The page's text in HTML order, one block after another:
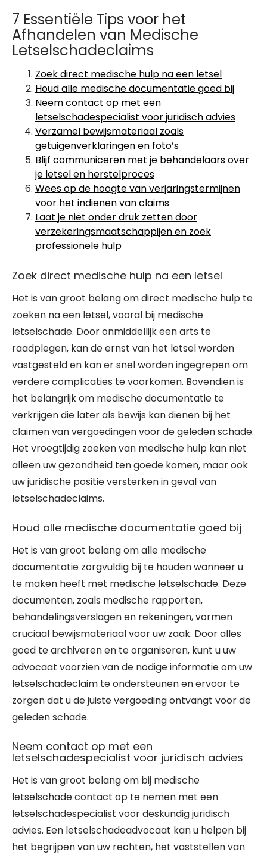
7 Essentiële Tips voor het
Afhandelen van Medische
Letselschadeclaims
Zoek direct medische hulp na een letsel
Houd alle medische documentatie goed bij
Neem contact op met een
letselschadespecialist voor juridisch advies
Verzamel bewijsmateriaal zoals
getuigenverklaringen en foto’s
Blijf communiceren met je behandelaars over
je letsel en herstelproces
Wees op de hoogte van verjaringstermijnen
voor het indienen van claims
Laat je niet onder druk zetten door
verzekeringsmaatschappijen en zoek
professionele hulp
Zoek direct medische hulp na een letsel
Het is van groot belang om direct medische hulp te
zoeken na een letsel, vooral bij medische
letselschade. Door onmiddellijk een arts te
raadplegen, kan de ernst van het letsel worden
vastgesteld en kan er snel worden ingegrepen om
verdere complicaties te voorkomen. Bovendien is
het belangrijk om medische documentatie te
verkrijgen die later als bewijs kan dienen bij het
claimen van vergoedingen voor de geleden schade.
Het vroegtijdig zoeken van medische hulp kan niet
alleen uw gezondheid ten goede komen, maar ook
uw juridische positie versterken in geval van
letselschadeclaims.
Houd alle medische documentatie goed bij
Het is van groot belang om alle medische
documentatie zorgvuldig bij te houden wanneer u
te maken heeft met medische letselschade. Deze
documenten, zoals medische rapporten,
behandelingsverslagen en rekeningen, vormen
cruciaal bewijsmateriaal voor uw zaak. Door alles
goed te archiveren en te organiseren, kunt u uw
advocaat voorzien van de nodige informatie om uw
letselschadeclaim te ondersteunen en ervoor te
zorgen dat u de juiste vergoeding ontvangt voor de
geleden schade.
Neem contact op met een
letselschadespecialist voor juridisch advies
Het is van groot belang om bij medische
letselschade contact op te nemen met een
letselschadespecialist voor deskundig juridisch
advies. Een letselschadeadvocaat kan u helpen bij
het begrijpen van uw rechten, het vaststellen van